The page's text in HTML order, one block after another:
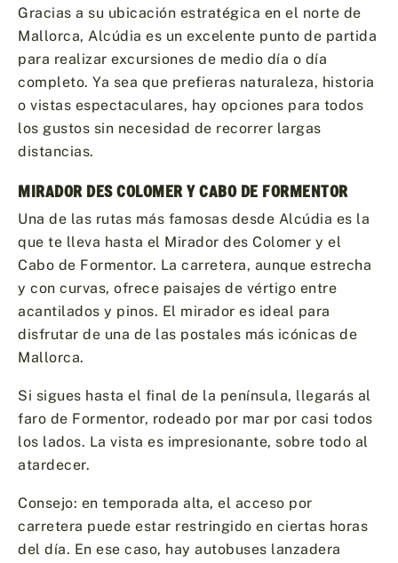
Gracias a su ubicación estratégica en el norte de
Mallorca, Alcúdia es un excelente punto de partida
para realizar excursiones de medio día o día
completo. Ya sea que prefieras naturaleza, historia
o vistas espectaculares, hay opciones para todos
los gustos sin necesidad de recorrer largas
distancias.
MIRADOR DES COLOMER Y CABO DE FORMENTOR
Una de las rutas más famosas desde Alcúdia es la
que te lleva hasta el Mirador des Colomer y el
Cabo de Formentor. La carretera, aunque estrecha
y con curvas, ofrece paisajes de vértigo entre
acantilados y pinos. El mirador es ideal para
disfrutar de una de las postales más icónicas de
Mallorca.
Si sigues hasta el final de la península, llegarás al
faro de Formentor, rodeado por mar por casi todos
los lados. La vista es impresionante, sobre todo al
atardecer.
Consejo: en temporada alta, el acceso por
carretera puede estar restringido en ciertas horas
del día. En ese caso, hay autobuses lanzadera